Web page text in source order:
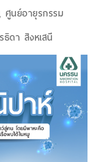
, ศูนย์อายุรกรรม
ดา สิงหเสนี